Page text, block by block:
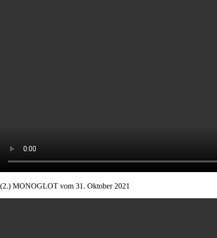
(2.) MONOGLOT vom 31. Oktober 2021